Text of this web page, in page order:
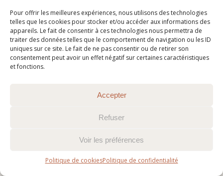
Pour offrir les meilleures expériences, nous utilisons des technologies
telles que les cookies pour stocker et/ou accéder aux informations des
appareils. Le fait de consentir à ces technologies nous permettra de
traiter des données telles que le comportement de navigation ou les ID
uniques sur ce site. Le fait de ne pas consentir ou de retirer son
consentement peut avoir un effet négatif sur certaines caractéristiques
et fonctions.
Accepter
Refuser
Voir les préférences
Politique de cookiesPolitique de confidentialité